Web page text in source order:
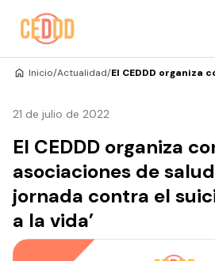
Inicio/Actualidad/El CEDDD
21 de julio de 2022
El CEDDD organiza
asociaciones de
jornada contra el
a la vida’